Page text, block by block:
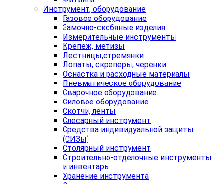
Инструмент, оборудование
Газовое оборудование
Замочно-скобяные изделия
Измерительные инструменты
Крепеж, метизы
Лестницы,стремянки
Лопаты, скреперы, черенки
Оснастка и расходные материалы
Пневматическое оборудование
Сварочное оборудование
Силовое оборудование
Скотчи, ленты
Слесарный инструмент
Средства индивидуальной защиты
(СИЗы)
Столярный инструмент
Строительно-отделочные инструменты
и инвентарь
Хранение инструмента